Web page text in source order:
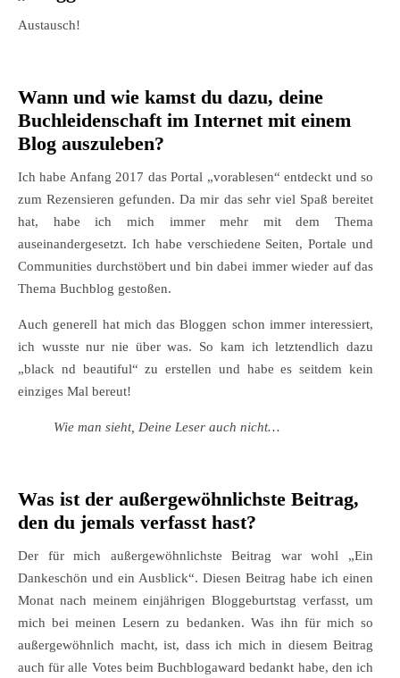
Austausch!
Wann und wie kamst du dazu, deine
Buchleidenschaft im Internet mit einem
Blog auszuleben?
Ich habe Anfang 2017 das Portal „vorablesen“ entdeckt und so
zum Rezensieren gefunden. Da mir das sehr viel Spaß bereitet
hat, habe ich mich immer mehr mit dem Thema
auseinandergesetzt. Ich habe verschiedene Seiten, Portale und
Communities durchstöbert und bin dabei immer wieder auf das
Thema Buchblog gestoßen.
Auch generell hat mich das Bloggen schon immer interessiert,
ich wusste nur nie über was. So kam ich letztendlich dazu
„black nd beautiful“ zu erstellen und habe es seitdem kein
einziges Mal bereut!
Wie man sieht, Deine Leser auch nicht…
Was ist der außergewöhnlichste Beitrag,
den du jemals verfasst hast?
Der für mich außergewöhnlichste Beitrag war wohl „Ein
Dankeschön und ein Ausblick“. Diesen Beitrag habe ich einen
Monat nach meinem einjährigen Bloggeburtstag verfasst, um
mich bei meinen Lesern zu bedanken. Was ihn für mich so
außergewöhnlich macht, ist, dass ich mich in diesem Beitrag
auch für alle Votes beim Buchblogaward bedankt habe, den ich